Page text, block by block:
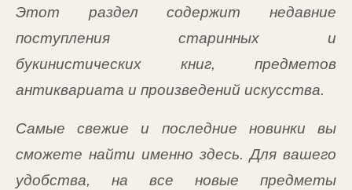
Этот раздел содержит недавние
поступления старинных и
букинистических книг, предметов
антиквариата и произведений искусства.
Самые свежие и последние новинки вы
сможете найти именно здесь. Для вашего
удобства, на все новые предметы